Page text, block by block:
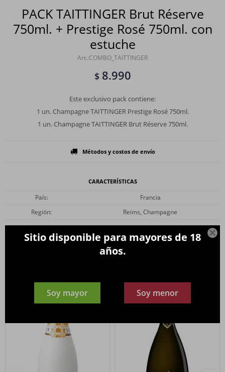

Sitio disponible para mayores de 18
años.
Soy mayor Soy menor
PACK TAITTINGER Brut Réserve
750ml. + Prestige Rosé 750ml. con
estuche
COMBO_TAITTINGER
$ 8.990
Este exclusivo pack contiene:
1 un. Champagne TAITTINGER Prestige Rosé 750ml.
1 un. Champagne TAITTINGER Brut Réserve 750ml.
Métodos y costos de envío
CARACTERÍSTICAS
País
Francia
Región
Reims, Champagne
Productos que te pueden interesar